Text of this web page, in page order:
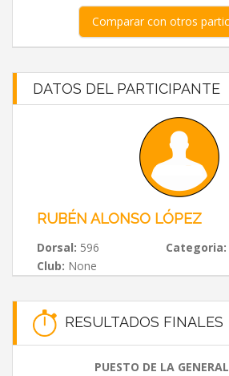
Comparar con otros
DATOS DEL PARTICIPANTE
RUBÉN ALONSO LÓPEZ
Dorsal: 596 Categoria:
Club: None
RESULTADOS FINALES
PUESTO DE LA